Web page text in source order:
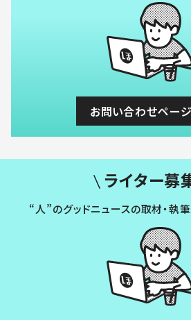
お問い合わせペー
ライター募
“人”のグッドニュースの取材・執